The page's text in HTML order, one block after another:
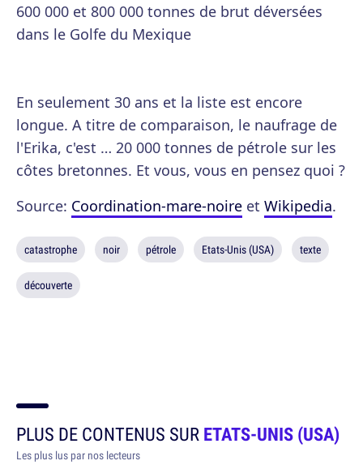
600 000 et 800 000 tonnes de brut déversées
dans le Golfe du Mexique
En seulement 30 ans et la liste est encore
longue. A titre de comparaison, le naufrage de
l'Erika, c'est … 20 000 tonnes de pétrole sur les
côtes bretonnes. Et vous, vous en pensez quoi ?
Source: Coordination-mare-noire et Wikipedia.
catastrophe noir pétrole Etats-Unis (USA) texte
découverte
PLUS DE CONTENUS SURETATS-UNIS (USA)
Les plus lus par nos lecteurs